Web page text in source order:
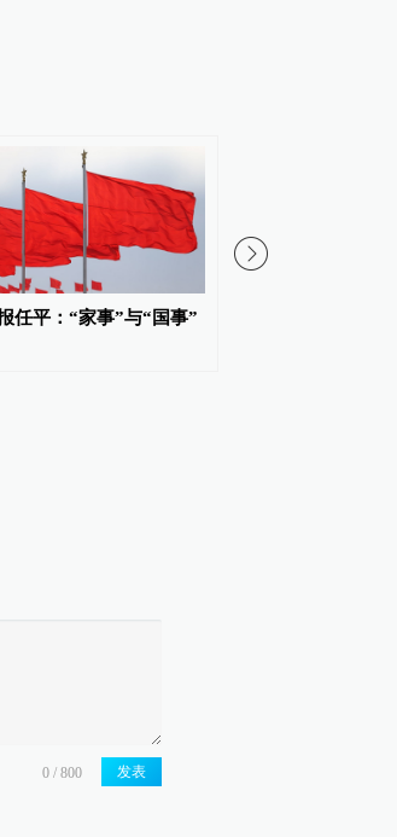
任平：“家事”与“国事”
发表